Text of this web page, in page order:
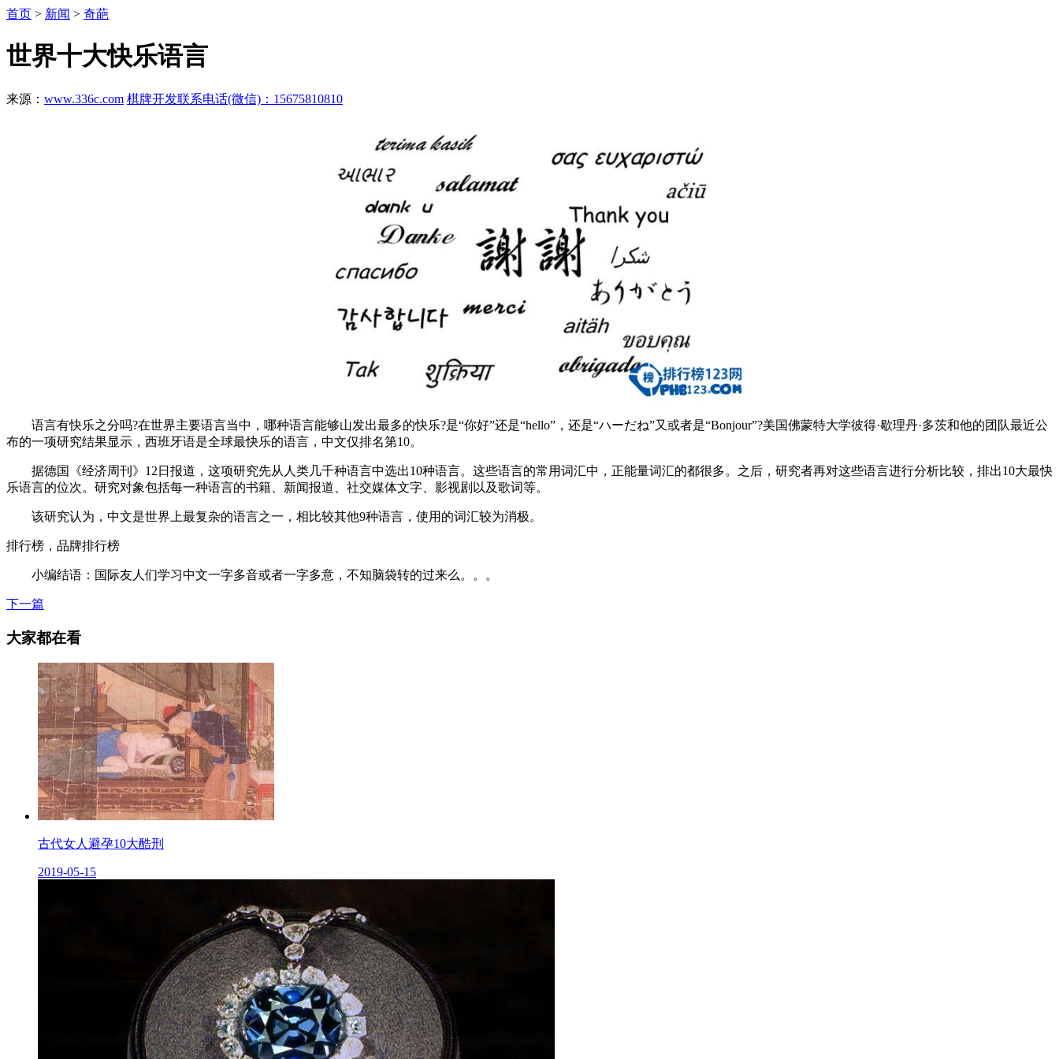
首页 > 新闻 > 奇葩
世界十大快乐语言
来源： www.336c.com 棋牌开发联系电话(微信)：15675810810
语言有快乐之分吗?在世界主要语言当中，哪种语言能够山发出最多的快乐?是“你好”还是“hello”，还是“ハーだね”又或者是“Bonjour”?美国佛蒙特大学彼得·歇理丹·多茨和他的团队最近公
布的一项研究结果显示，西班牙语是全球最快乐的语言，中文仅排名第10。
据德国《经济周刊》12日报道，这项研究先从人类几千种语言中选出10种语言。这些语言的常用词汇中，正能量词汇的都很多。之后，研究者再对这些语言进行分析比较，排出10大最快
乐语言的位次。研究对象包括每一种语言的书籍、新闻报道、社交媒体文字、影视剧以及歌词等。
该研究认为，中文是世界上最复杂的语言之一，相比较其他9种语言，使用的词汇较为消极。
排行榜，品牌排行榜
小编结语：国际友人们学习中文一字多音或者一字多意，不知脑袋转的过来么。。。
下一篇
大家都在看
古代女人避孕10大酷刑
2019-05-15